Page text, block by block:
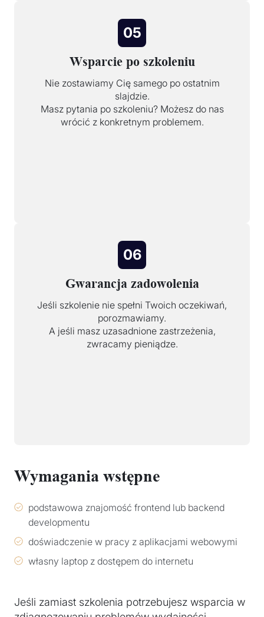
05
Wsparcie po szkoleniu
Nie zostawiamy Cię samego po ostatnim
slajdzie.
Masz pytania po szkoleniu? Możesz do nas
wrócić z konkretnym problemem.
06
Gwarancja zadowolenia
Jeśli szkolenie nie spełni Twoich oczekiwań,
porozmawiamy.
A jeśli masz uzasadnione zastrzeżenia,
zwracamy pieniądze.
Wymagania wstępne
podstawowa znajomość frontend lub backend
developmentu
doświadczenie w pracy z aplikacjami webowymi
własny laptop z dostępem do internetu
Jeśli zamiast szkolenia potrzebujesz wsparcia w